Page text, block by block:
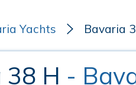
Yachts Bavaria
38 H -